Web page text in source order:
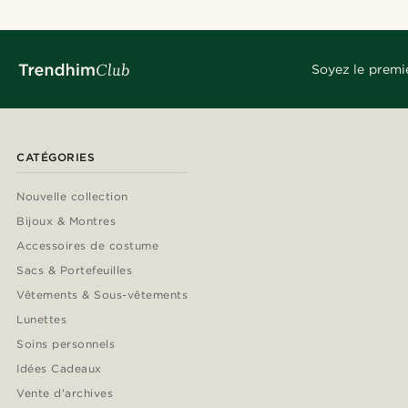
Soyez le
CATÉGORIES
Nouvelle collection
Bijoux & Montres
Accessoires de costume
Sacs & Portefeuilles
Vêtements & Sous-vêtements
Lunettes
Soins personnels
Idées Cadeaux
Vente d'archives